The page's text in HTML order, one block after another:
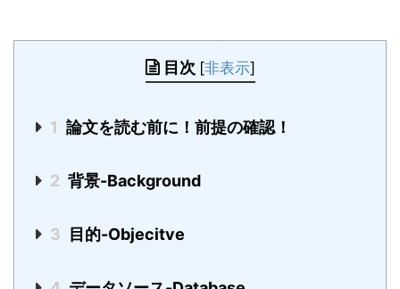
目次 [非表示]
1 論文を読む前に！前提の確認！
2 背景-Background
3 目的-Objecitve